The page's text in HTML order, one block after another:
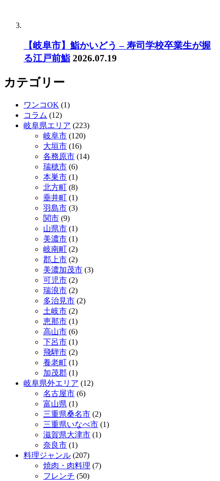
【岐阜市】鮨かいどう – 寿司学校卒業生が握
る江戸前鮨 2026.07.19
カテゴリー
ワンコOK (1)
コラム (12)
岐阜県エリア (223)
岐阜市 (120)
大垣市 (16)
各務原市 (14)
瑞穂市 (6)
本巣市 (1)
北方町 (8)
垂井町 (1)
羽島市 (3)
関市 (9)
山県市 (1)
美濃市 (1)
岐南町 (2)
郡上市 (2)
美濃加茂市 (3)
可児市 (2)
瑞浪市 (2)
多治見市 (2)
土岐市 (2)
恵那市 (1)
高山市 (6)
下呂市 (1)
飛騨市 (2)
養老町 (1)
加茂郡 (1)
岐阜県外エリア (12)
名古屋市 (6)
富山県 (1)
三重県桑名市 (2)
三重県いなべ市 (1)
滋賀県大津市 (1)
奈良市 (1)
料理ジャンル (207)
焼肉・肉料理 (7)
フレンチ (50)